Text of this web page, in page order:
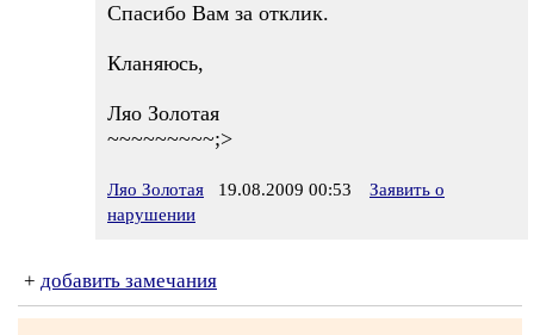
Спасибо Вам за отклик.
Кланяюсь,
Ляо Золотая
~~~~~~~~~;>
Ляо Золотая 19.08.2009 00:53
Заявить о
нарушении
+ добавить замечания